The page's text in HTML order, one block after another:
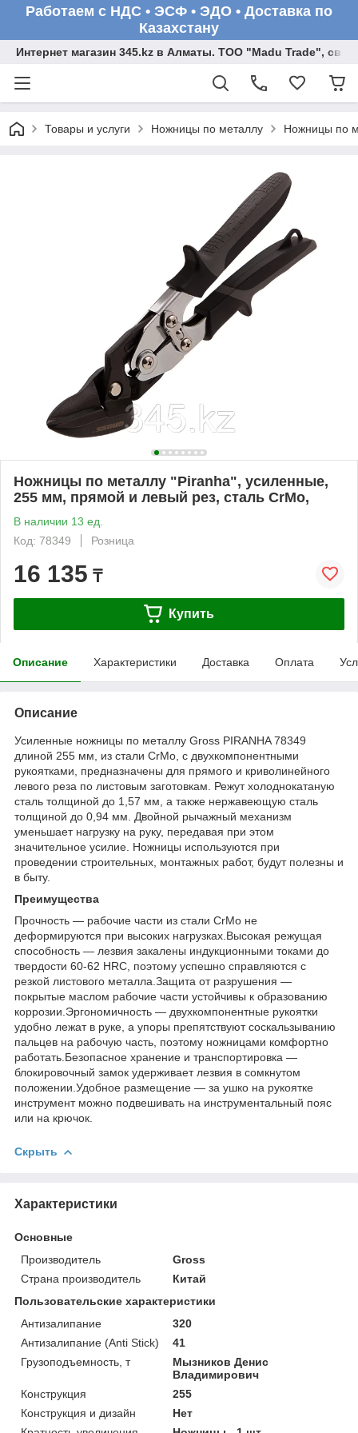
Работаем с НДС • ЭСФ • ЭДО • Доставка по
Казахстану
Интернет магазин 345.kz в Алматы. ТОО "Madu Trade",
Товары и услуги Ножницы по металлу Ножницы по
Ножницы по металлу "Piranha", усиленные,
255 мм, прямой и левый рез, сталь СrMo,
В наличии 13 ед.
Код: 78349
Розница
16 135 ₸
Купить
Описание Характеристики Доставка Оплата
Описание
Усиленные ножницы по металлу Gross PIRANHA 78349
длиной 255 мм, из стали CrMo, с двухкомпонентными
рукоятками, предназначены для прямого и криволинейного
левого реза по листовым заготовкам. Режут холоднокатаную
сталь толщиной до 1,57 мм, а также нержавеющую сталь
толщиной до 0,94 мм. Двойной рычажный механизм
уменьшает нагрузку на руку, передавая при этом
значительное усилие. Ножницы используются при
проведении строительных, монтажных работ, будут полезны и
в быту.
Преимущества
Прочность — рабочие части из стали CrMo не
деформируются при высоких нагрузках.Высокая режущая
способность — лезвия закалены индукционными токами до
твердости 60-62 HRC, поэтому успешно справляются с
резкой листового металла.Защита от разрушения —
покрытые маслом рабочие части устойчивы к образованию
коррозии.Эргономичность — двухкомпонентные рукоятки
удобно лежат в руке, а упоры препятствуют соскальзыванию
пальцев на рабочую часть, поэтому ножницами комфортно
работать.Безопасное хранение и транспортировка —
блокировочный замок удерживает лезвия в сомкнутом
положении.Удобное размещение — за ушко на рукоятке
инструмент можно подвешивать на инструментальный пояс
или на крючок.
Скрыть
Характеристики
Основные
Производитель
Gross
Страна производитель
Китай
Пользовательские характеристики
Антизалипание
320
Антизалипание (Anti Stick)
41
Грузоподъемность, т
Мызников Денис
Владимирович
Конструкция
255
Конструкция и дизайн
Нет